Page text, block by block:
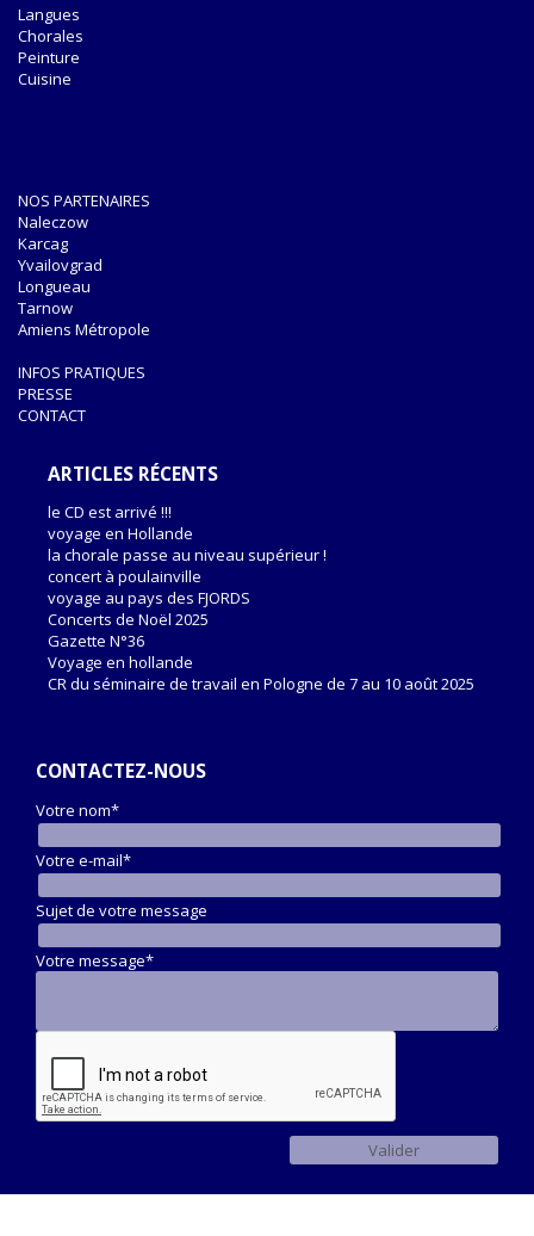
Langues
Chorales
Peinture
Cuisine
NOS PARTENAIRES
Naleczow
Karcag
Yvailovgrad
Longueau
Tarnow
Amiens Métropole
INFOS PRATIQUES
PRESSE
CONTACT
ARTICLES RÉCENTS
le CD est arrivé !!!
voyage en Hollande
la chorale passe au niveau supérieur !
concert à poulainville
voyage au pays des FJORDS
Concerts de Noël 2025
Gazette N°36
Voyage en hollande
CR du séminaire de travail en Pologne de 7 au 10 août 2025
CONTACTEZ-NOUS
Votre nom*
Votre e-mail*
Sujet de votre message
Votre message*